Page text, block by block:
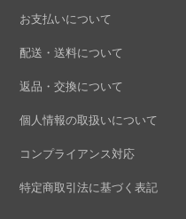
お支払いについて
配送・送料について
返品・交換について
個人情報の取扱いについて
コンプライアンス対応
特定商取引法に基づく表記